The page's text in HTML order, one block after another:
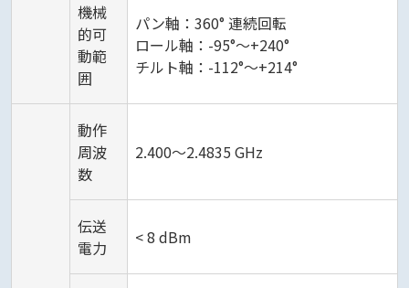
機械
的可
動範
囲
パン軸：360° 連続回転
ロール軸：-95°～+240°
チルト軸：-112°～+214°
動作
周波
数
2.400～2.4835 GHz
伝送
電力
< 8 dBm